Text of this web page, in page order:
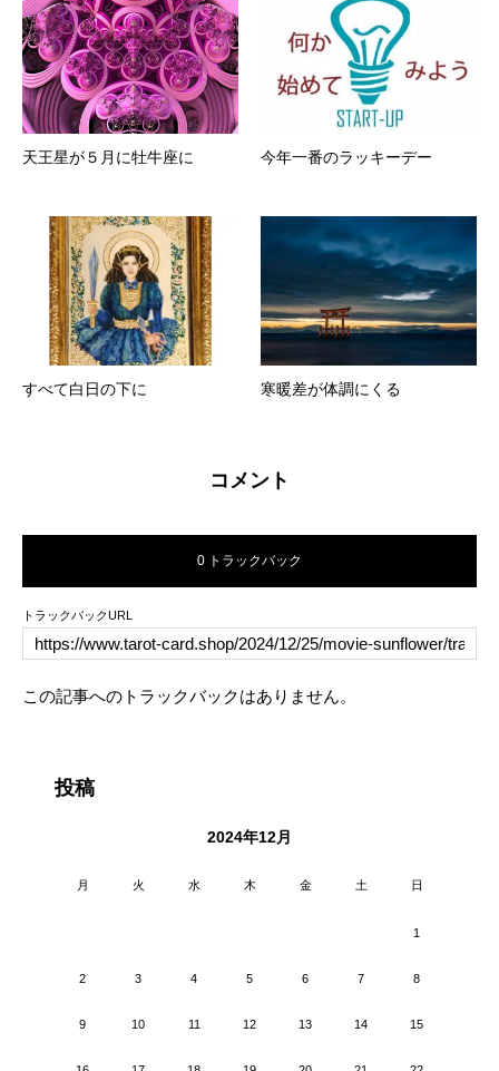
天王星が５月に牡牛座に 今年一番のラッキーデー
すべて白日の下に 寒暖差が体調にくる
コメント
0 トラックバック
トラックバックURL
この記事へのトラックバックはありません。
投稿
2024年12月
月 火 水 木 金 土 日
1
2 3 4 5 6 7 8
9 10 11 12 13 14 15